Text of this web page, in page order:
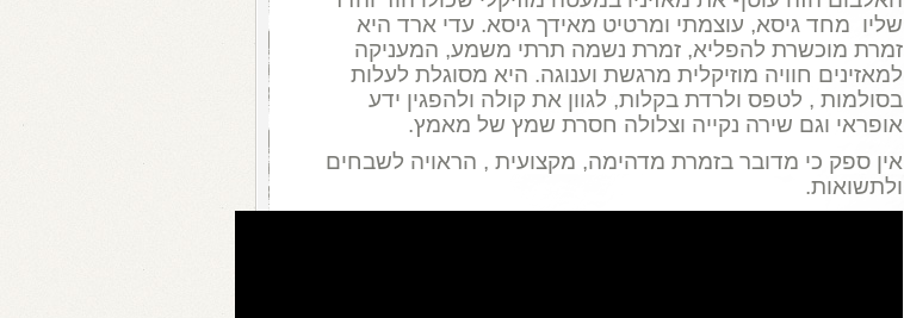
שליו מחד גיסא, עוצמתי ומרטיט מאידך גיסא. עדי ארד היא
זמרת מוכשרת להפליא, זמרת נשמה תרתי משמע, המעניקה
למאזינים חוויה מוזיקלית מרגשת וענוגה. היא מסוגלת לעלות
בסולמות , לטפס ולרדת בקלות, לגוון את קולה ולהפגין ידע
אופראי וגם שירה נקייה וצלולה חסרת שמץ של מאמץ.
אין ספק כי מדובר בזמרת מדהימה, מקצועית , הראויה לשבחים
ולתשואות.